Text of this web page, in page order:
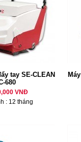
tay SE-CLEAN
680
VNĐ
: 12 tháng